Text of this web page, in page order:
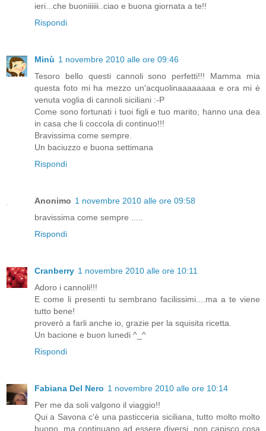
ieri...che buoniiiiii..ciao e buona giornata a te!!
Rispondi
Minù 1 novembre 2010 alle ore 09:46
Tesoro bello questi cannoli sono perfetti!!! Mamma mia
questa foto mi ha mezzo un'acquolinaaaaaaaa e ora mi è
venuta voglia di cannoli siciliani :-P
Come sono fortunati i tuoi figli e tuo marito, hanno una dea
in casa che li coccola di continuo!!!
Bravissima come sempre.
Un baciuzzo e buona settimana
Rispondi
Anonimo 1 novembre 2010 alle ore 09:58
bravissima come sempre .....
Rispondi
Cranberry 1 novembre 2010 alle ore 10:11
Adoro i cannoli!!!
E come li presenti tu sembrano facilissimi....ma a te viene
tutto bene!
proverò a farli anche io, grazie per la squisita ricetta.
Un bacione e buon lunedi ^_^
Rispondi
Fabiana Del Nero 1 novembre 2010 alle ore 10:14
Per me da soli valgono il viaggio!!
Qui a Savona c'è una pasticceria siciliana, tutto molto molto
buono, ma continuano ad essere diversi, non capisco cosa